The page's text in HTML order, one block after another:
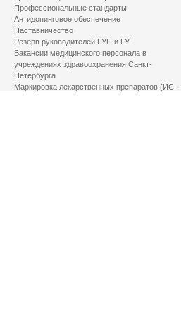
Профессиональные стандарты
Антидопинговое обеспечение
Наставничество
Резерв руководителей ГУП и ГУ
Вакансии медицинского персонала в
учреждениях здравоохранения Санкт-
Петербурга
Маркировка лекарственных препаратов (ИС –